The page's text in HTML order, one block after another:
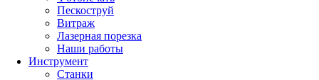
Пескоструй
Витраж
Лазерная порезка
Наши работы
Инструмент
Станки